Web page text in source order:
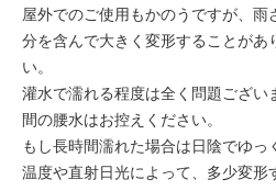
屋外でのご使用もかのうですが、雨
分を含んで大きく変形することがあ
い。
灌水で濡れる程度は全く問題ござい
間の腰水はお控えください。
もし長時間濡れた場合は日陰でゆっ
温度や直射日光によって、多少変形